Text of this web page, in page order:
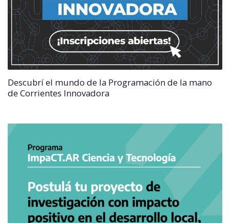
Descubrí el mundo de la Programación de la mano
de Corrientes Innovadora